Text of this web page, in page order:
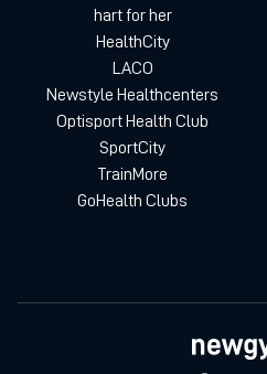
hart for her
HealthCity
LACO
Newstyle Healthcenters
Optisport Health Club
SportCity
TrainMore
GoHealth Clubs